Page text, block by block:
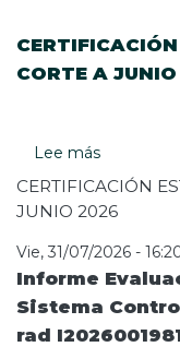
CORTE A
Lee más
ESTADOS
CORTE
JUNIO
2026
CERTIFICACIÓN
JUNIO 2026
Vie, 31/07/2026 -
Informe
Sistema
rad